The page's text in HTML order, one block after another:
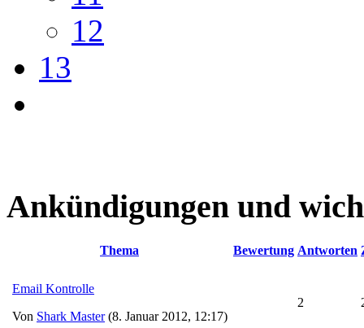
12
13
Ankündigungen und
Thema Bewertung Antworten
Email Kontrolle
Von Shark Master(8. Januar 2012, 12:17)
2